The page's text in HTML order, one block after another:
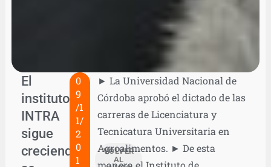
El
instituto
INTRA
sigue
creciendo:
0
9
/1
1/
2
0
1
VOLVER
AL
► La Universidad Nacional de
Córdoba aprobó el dictado de las
carreras de Licenciatura y
Tecnicatura Universitaria en
Agroalimentos. ► De esta